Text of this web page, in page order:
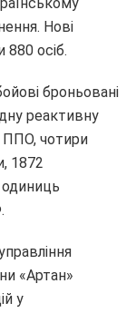
Нові
880 осіб.
броньовані
реактивну
ППО, чотири
1872
одиниць
«Артан»
у